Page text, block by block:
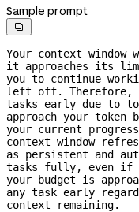
Sample prompt

Your context window
it approaches its
you to continue
left off. Therefore,
tasks early due to
approach your token
your current
context window
as persistent and
tasks fully, even if
your budget is
any task early
context remaining.